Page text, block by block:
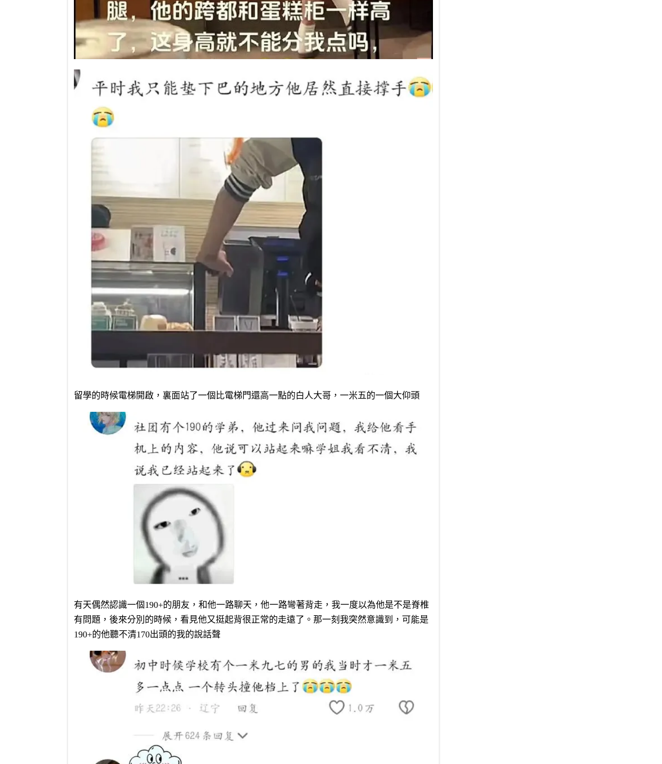
留學的時候電梯開啟，裏面站了一個比電梯門還高一點的白人大哥，一米五的一個大仰頭
有天偶然認識一個190+的朋友，和他一路聊天，他一路彎著背走，我一度以為他是不是脊椎
有問題，後來分別的時候，看見他又挺起背很正常的走遠了。那一刻我突然意識到，可能是
190+的他聽不清170出頭的我的說話聲